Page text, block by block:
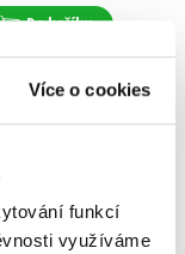
Více o cookies
funkcí
využíváme
Do košíku